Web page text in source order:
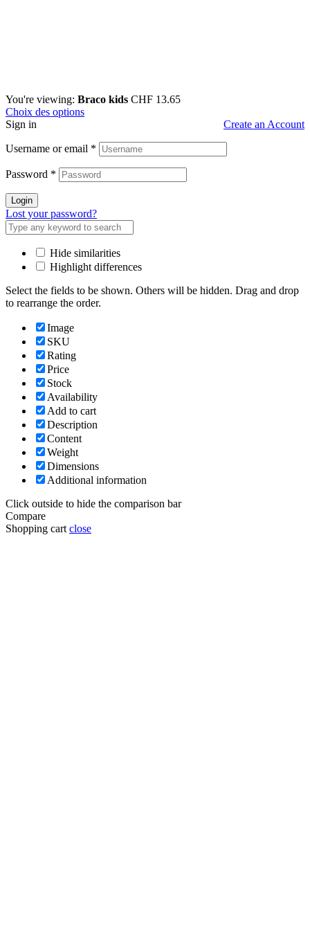
You're viewing: Braco kids CHF 13.65
Choix des options
Sign in
Create an Account
Username or email *
Password *
Login
Lost your password?
Hide similarities
Highlight differences
Select the fields to be shown. Others will be hidden. Drag and drop
to rearrange the order.
Image
SKU
Rating
Price
Stock
Availability
Add to cart
Description
Content
Weight
Dimensions
Additional information
Click outside to hide the comparison bar
Compare
Shopping cart close